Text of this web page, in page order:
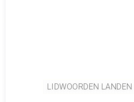
LIDWOORDEN LANDEN